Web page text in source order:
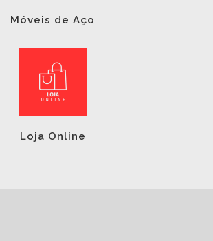
Móveis de Aço
Loja Online